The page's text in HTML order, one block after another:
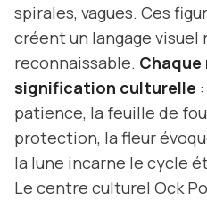
spirales, vagues. Ces
créent un langage visuel
reconnaissable.
signification culturelle
patience, la feuille de
protection, la fleur
la lune incarne le cycle
Le centre culturel Ock